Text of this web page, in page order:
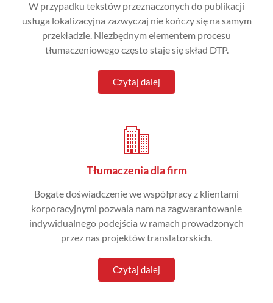
W przypadku tekstów przeznaczonych do publikacji
usługa lokalizacyjna zazwyczaj nie kończy się na samym
przekładzie. Niezbędnym elementem procesu
tłumaczeniowego często staje się skład DTP.
Czytaj dalej
Tłumaczenia dla firm
Bogate doświadczenie we współpracy z klientami
korporacyjnymi pozwala nam na zagwarantowanie
indywidualnego podejścia w ramach prowadzonych
przez nas projektów translatorskich.
Czytaj dalej